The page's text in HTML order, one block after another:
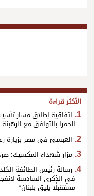
الأكثر قراءة
اتفاقية إطلاق مسار
الحمرا بالتوافق مع
العبسيّ في مصر بزيارة
مزار شهداء المكسيك:
رسالة رئيس الطائفة
في الذكرى السادسة
مستقبلًا يليق بلبنان*